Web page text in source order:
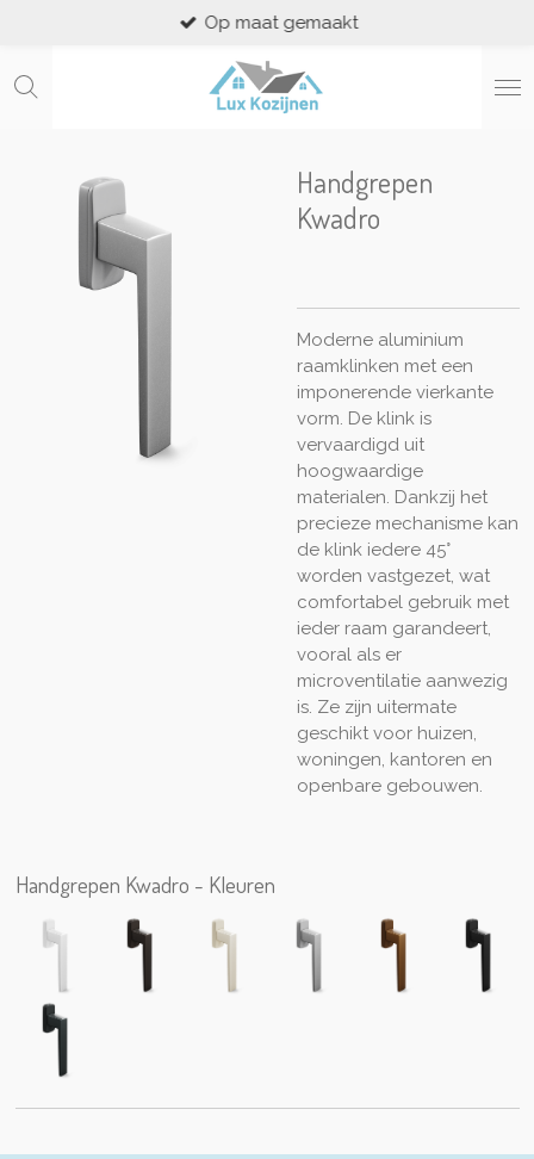
naar
Op maat gemaakt
Handgrepen
Kwadro
Moderne aluminium
raamklinken met een
imponerende vierkante
vorm. De klink is
vervaardigd uit
hoogwaardige
materialen. Dankzij het
precieze mechanisme kan
de klink iedere 45°
worden vastgezet, wat
comfortabel gebruik met
ieder raam garandeert,
vooral als er
microventilatie aanwezig
is. Ze zijn uitermate
geschikt voor huizen,
woningen, kantoren en
openbare gebouwen.
Handgrepen Kwadro - Kleuren